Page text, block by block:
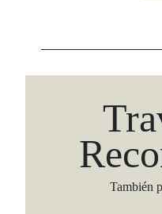
También